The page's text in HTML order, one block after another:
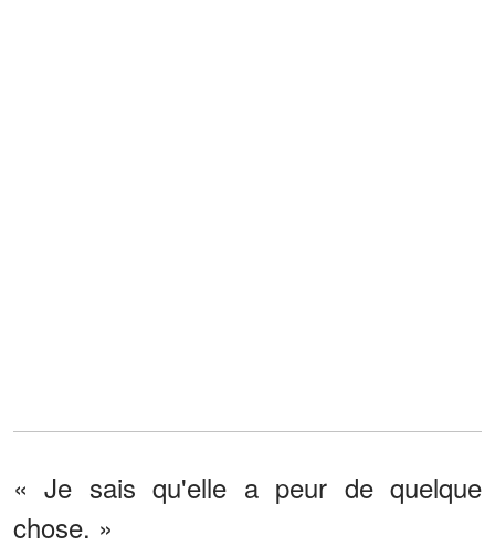
« Je sais qu'elle a peur de quelque
chose. »